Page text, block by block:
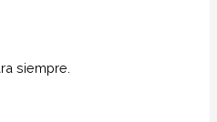
siempre.